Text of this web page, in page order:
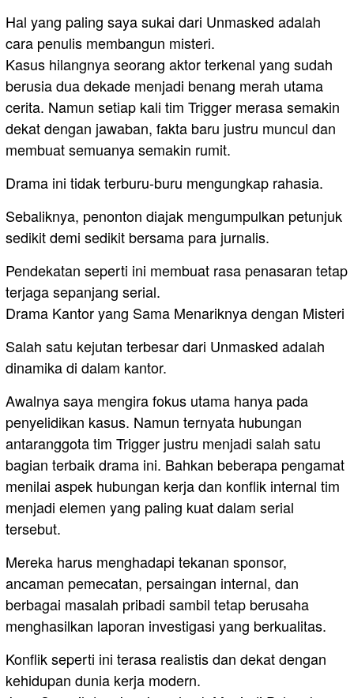
Hal yang paling saya sukai dari Unmasked adalah
cara penulis membangun misteri.
Kasus hilangnya seorang aktor terkenal yang sudah
berusia dua dekade menjadi benang merah utama
cerita. Namun setiap kali tim Trigger merasa semakin
dekat dengan jawaban, fakta baru justru muncul dan
membuat semuanya semakin rumit.
Drama ini tidak terburu-buru mengungkap rahasia.
Sebaliknya, penonton diajak mengumpulkan petunjuk
sedikit demi sedikit bersama para jurnalis.
Pendekatan seperti ini membuat rasa penasaran tetap
terjaga sepanjang serial.
Drama Kantor yang Sama Menariknya dengan Misteri
Salah satu kejutan terbesar dari Unmasked adalah
dinamika di dalam kantor.
Awalnya saya mengira fokus utama hanya pada
penyelidikan kasus. Namun ternyata hubungan
antaranggota tim Trigger justru menjadi salah satu
bagian terbaik drama ini. Bahkan beberapa pengamat
menilai aspek hubungan kerja dan konflik internal tim
menjadi elemen yang paling kuat dalam serial
tersebut.
Mereka harus menghadapi tekanan sponsor,
ancaman pemecatan, persaingan internal, dan
berbagai masalah pribadi sambil tetap berusaha
menghasilkan laporan investigasi yang berkualitas.
Konflik seperti ini terasa realistis dan dekat dengan
kehidupan dunia kerja modern.